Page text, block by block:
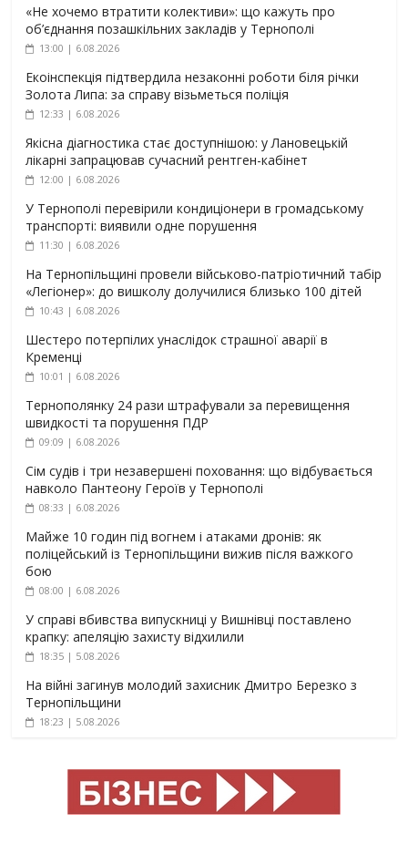
«Не хочемо втратити колективи»: що кажуть про
об’єднання позашкільних закладів у Тернополі
13:00 | 6.08.2026
Екоінспекція підтвердила незаконні роботи біля річки
Золота Липа: за справу візьметься поліція
12:33 | 6.08.2026
Якісна діагностика стає доступнішою: у Лановецькій
лікарні запрацював сучасний рентген-кабінет
12:00 | 6.08.2026
У Тернополі перевірили кондиціонери в громадському
транспорті: виявили одне порушення
11:30 | 6.08.2026
На Тернопільщині провели військово-патріотичний табір
«Легіонер»: до вишколу долучилися близько 100 дітей
10:43 | 6.08.2026
Шестеро потерпілих унаслідок страшної аварії в
Кременці
10:01 | 6.08.2026
Тернополянку 24 рази штрафували за перевищення
швидкості та порушення ПДР
09:09 | 6.08.2026
Сім судів і три незавершені поховання: що відбувається
навколо Пантеону Героїв у Тернополі
08:33 | 6.08.2026
Майже 10 годин під вогнем і атаками дронів: як
поліцейський із Тернопільщини вижив після важкого
бою
08:00 | 6.08.2026
У справі вбивства випускниці у Вишнівці поставлено
крапку: апеляцію захисту відхилили
18:35 | 5.08.2026
На війні загинув молодий захисник Дмитро Березко з
Тернопільщини
18:23 | 5.08.2026